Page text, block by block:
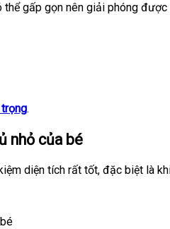
gấp gọn nên giải phóng
.
nhỏ của bé
diện tích rất tốt, đặc biệt là